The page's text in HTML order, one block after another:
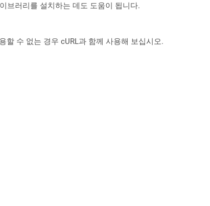
브러리를 설치하는 데도 도움이 됩니다.
할 수 없는 경우 cURL과 함께 사용해 보십시오.